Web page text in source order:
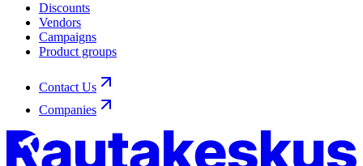
Discounts
Vendors
Campaigns
Product groups
Contact Us
Companies